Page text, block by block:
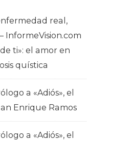
real,
InformeVision.com
ti»: el amor en
quística
a «Adiós», el
Enrique Ramos
a «Adiós», el